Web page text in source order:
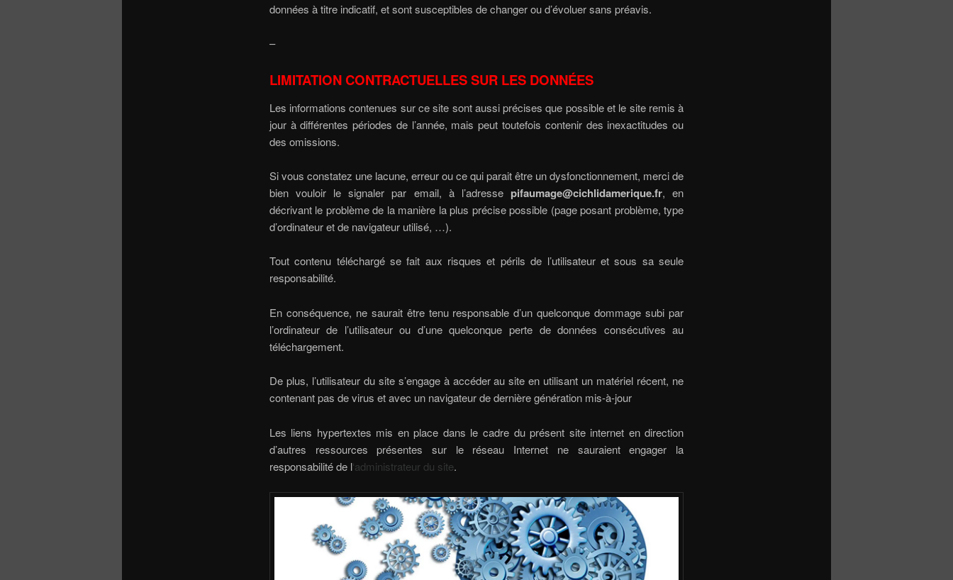
données à titre indicatif, et sont susceptibles de changer ou d’évoluer sans préavis.
–
LIMITATION CONTRACTUELLES SUR LES DONNÉES
Les informations contenues sur ce site sont aussi précises que possible et le site remis à
jour à différentes périodes de l’année, mais peut toutefois contenir des inexactitudes ou
des omissions.
Si vous constatez une lacune, erreur ou ce qui parait être un dysfonctionnement, merci de
bien vouloir le signaler par email, à l’adresse pifaumage@cichlidamerique.fr, en
décrivant le problème de la manière la plus précise possible (page posant problème, type
d’ordinateur et de navigateur utilisé, …).
Tout contenu téléchargé se fait aux risques et périls de l’utilisateur et sous sa seule
responsabilité.
En conséquence, ne saurait être tenu responsable d’un quelconque dommage subi par
l’ordinateur de l’utilisateur ou d’une quelconque perte de données consécutives au
téléchargement.
De plus, l’utilisateur du site s’engage à accéder au site en utilisant un matériel récent, ne
contenant pas de virus et avec un navigateur de dernière génération mis-à-jour
Les liens hypertextes mis en place dans le cadre du présent site internet en direction
d’autres ressources présentes sur le réseau Internet ne sauraient engager la
responsabilité de l‘administrateur du site.